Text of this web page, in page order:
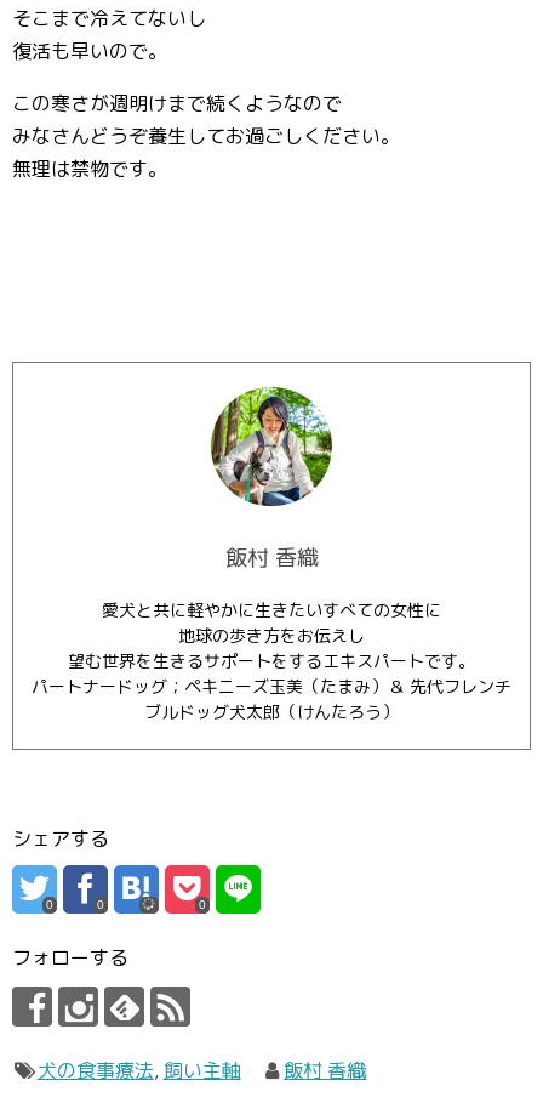
そこまで冷えてないし
復活も早いので。
この寒さが週明けまで続くようなので
みなさんどうぞ養生してお過ごしください。
無理は禁物です。
飯村 香織
愛犬と共に軽やかに生きたいすべての女性に
地球の歩き方をお伝えし
望む世界を生きるサポートをするエキスパートです。
パートナードッグ；ペキニーズ玉美（たまみ）＆ 先代フレンチ
ブルドッグ犬太郎（けんたろう）
シェアする
0 0 0
フォローする
犬の食事療法, 飼い主軸 飯村 香織